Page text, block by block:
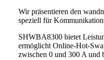
Wir präsentieren den
speziell für
SHWBA8300 bietet
ermöglicht Online-Hot-
zwischen 0 und 300 A und